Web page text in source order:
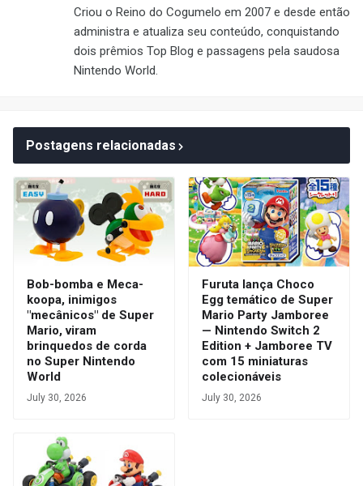
Criou o Reino do Cogumelo em 2007 e desde então
administra e atualiza seu conteúdo, conquistando
dois prêmios Top Blog e passagens pela saudosa
Nintendo World.
Postagens relacionadas
Bob-bomba e Meca-
koopa, inimigos
"mecânicos" de Super
Mario, viram
brinquedos de corda
no Super Nintendo
World
July 30, 2026
Furuta lança Choco
Egg temático de Super
Mario Party Jamboree
— Nintendo Switch 2
Edition + Jamboree TV
com 15 miniaturas
colecionáveis
July 30, 2026